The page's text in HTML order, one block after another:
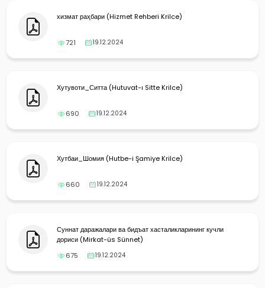
хизмат раҳбари (Hizmet Rehberi Krilce)
721 19.12.2024
Хутувоти_Ситта (Hutuvat-ı Sitte Krilce)
690 19.12.2024
Хутбаи_Шомия (Hutbe-i Şamiye Krilce)
660 19.12.2024
Суннат даражалари ва бидъат хасталикларининг кучли
дориси (Mirkat-üs Sünnet)
675
19.12.2024